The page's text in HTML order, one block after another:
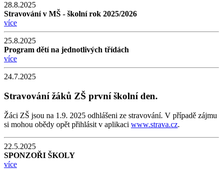
28.8.2025
Stravování v MŠ - školní rok 2025/2026
více
25.8.2025
Program dětí na jednotlivých třídách
více
24.7.2025
Stravování žáků ZŠ první školní den.
Žáci ZŠ jsou na 1.9. 2025 odhlášeni ze stravování. V případě zájmu
si mohou obědy opět přihlásit v aplikaci www.strava.cz.
22.5.2025
SPONZOŘI ŠKOLY
více